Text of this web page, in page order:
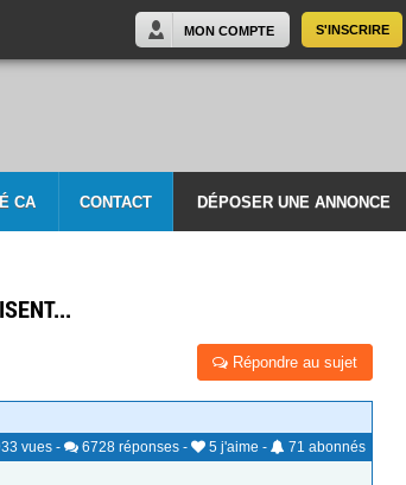
S'INSCRIRE
MON COMPTE
CA CONTACT DÉPOSER UNE ANNONCE
Répondre au sujet
vues - 6728 réponses - 5 j'aime - 71 abonnés